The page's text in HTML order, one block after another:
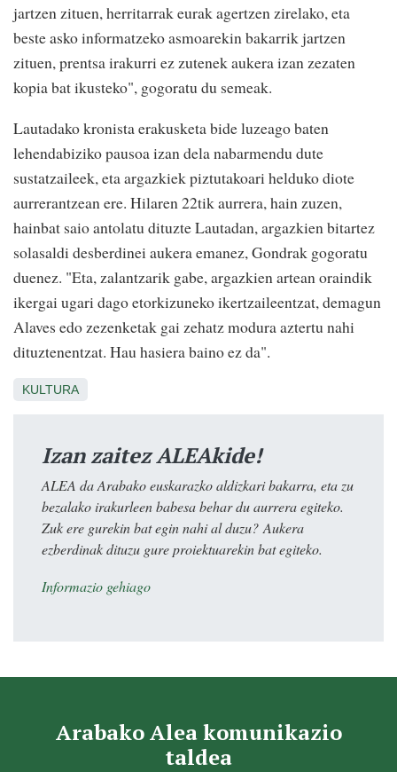
jartzen zituen, herritarrak eurak agertzen zirelako, eta
beste asko informatzeko asmoarekin bakarrik jartzen
zituen, prentsa irakurri ez zutenek aukera izan zezaten
kopia bat ikusteko", gogoratu du semeak.
Lautadako kronista erakusketa bide luzeago baten
lehendabiziko pausoa izan dela nabarmendu dute
sustatzaileek, eta argazkiek piztutakoari helduko diote
aurrerantzean ere. Hilaren 22tik aurrera, hain zuzen,
hainbat saio antolatu dituzte Lautadan, argazkien bitartez
solasaldi desberdinei aukera emanez, Gondrak gogoratu
duenez. "Eta, zalantzarik gabe, argazkien artean oraindik
ikergai ugari dago etorkizuneko ikertzaileentzat, demagun
Alaves edo zezenketak gai zehatz modura aztertu nahi
dituztenentzat. Hau hasiera baino ez da".
KULTURA
Izan zaitez ALEAkide!
ALEA da Arabako euskarazko aldizkari bakarra, eta zu
bezalako irakurleen babesa behar du aurrera egiteko.
Zuk ere gurekin bat egin nahi al duzu? Aukera
ezberdinak dituzu gure proiektuarekin bat egiteko.
Informazio gehiago
Arabako Alea komunikazio
taldea